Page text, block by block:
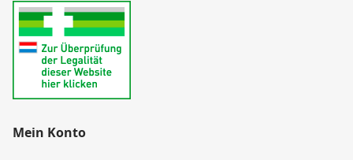
Mein Konto